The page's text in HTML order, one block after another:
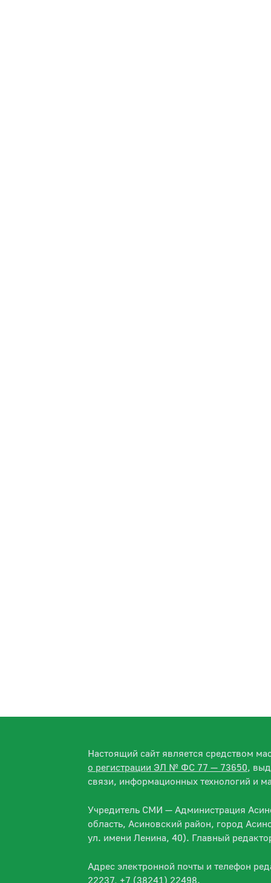
Настоящий сайт является средством
о регистрации ЭЛ № ФС 77 — 73650,
связи, информационных технологий и
Учредитель СМИ — Администрация
область, Асиновский район, город
ул. имени Ленина, 40). Главный
Адрес электронной почты и телефон
22237, +7 (38241) 22498.